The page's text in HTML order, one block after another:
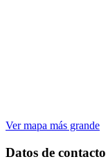
Ver mapa más grande
Datos de contacto